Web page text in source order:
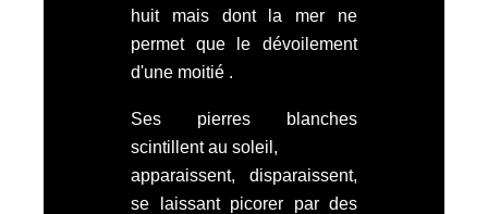
huit mais dont la mer ne
permet que le dévoilement
d'une moitié .
Ses pierres blanches
scintillent au soleil,
apparaissent, disparaissent,
se laissant picorer par des